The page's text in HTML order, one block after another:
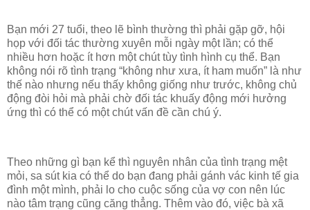
Bạn mới 27 tuổi, theo lẽ bình thường thì phải gặp gỡ, hội
họp với đối tác thường xuyên mỗi ngày một lần; có thể
nhiều hơn hoặc ít hơn một chút tùy tình hình cụ thể. Bạn
không nói rõ tình trạng “không như xưa, ít ham muốn” là như
thế nào nhưng nếu thấy không giống như trước, không chủ
động đòi hỏi mà phải chờ đối tác khuấy động mới hưởng
ứng thì có thể có một chút vấn đề cần chú ý.
Theo những gì bạn kể thì nguyên nhân của tình trạng mệt
mỏi, sa sút kia có thể do bạn đang phải gánh vác kinh tế gia
đình một mình, phải lo cho cuộc sống của vợ con nên lúc
nào tâm trạng cũng căng thẳng. Thêm vào đó, việc bà xã